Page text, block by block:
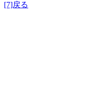
[7]戻る